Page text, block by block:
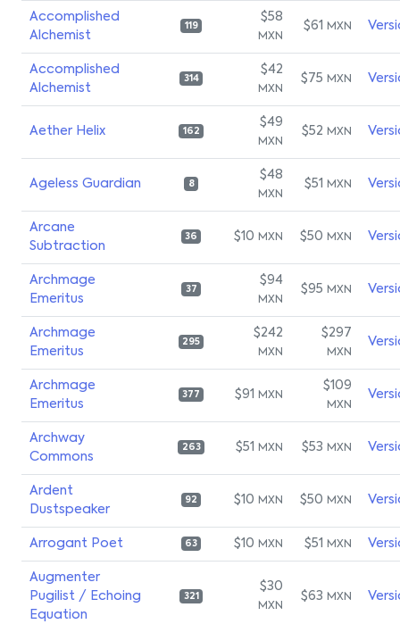
Accomplished
Alchemist
119
$58
MXN
$61 MXN
Accomplished
Alchemist
314
$42
MXN
$75 MXN
Aether Helix 162
$49
MXN
$52 MXN
Ageless Guardian 8
$48
MXN
$51 MXN
Arcane
Subtraction
36 $10 MXN $50 MXN
Archmage
Emeritus
37
$94
MXN
$95 MXN
Archmage
Emeritus
295
$242
MXN
$297
MXN
Archmage
Emeritus
377 $91 MXN
$109
MXN
Archway
Commons
263 $51 MXN $53 MXN
Ardent
Dustspeaker
92 $10 MXN $50 MXN
Arrogant Poet 63 $10 MXN $51 MXN
Augmenter
Pugilist / Echoing
Equation
321
$30
MXN
$63 MXN